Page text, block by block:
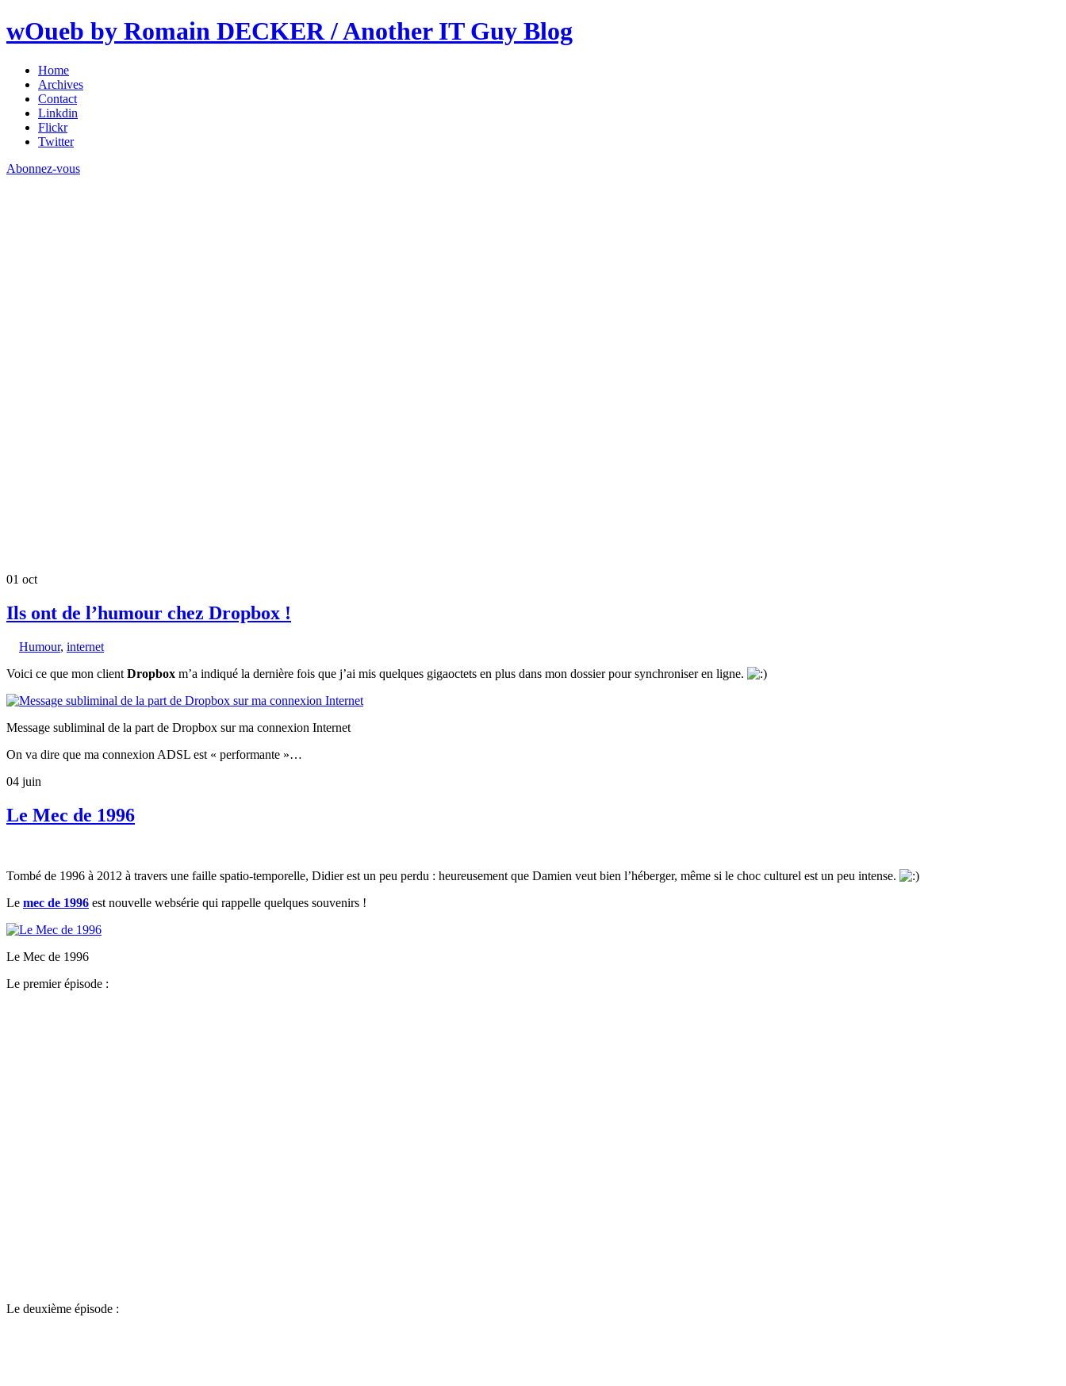
wOueb by Romain DECKER / Another IT Guy Blog
Home
Archives
Contact
Linkdin
Flickr
Twitter
Abonnez-vous
01 oct
Ils ont de l’humour chez Dropbox !
Humour, internet
Voici ce que mon client Dropbox m’a indiqué la dernière fois que j’ai mis quelques gigaoctets en plus dans mon dossier pour synchroniser en ligne.
Message subliminal de la part de Dropbox sur ma connexion Internet
On va dire que ma connexion ADSL est « performante »…
04 juin
Le Mec de 1996
Tombé de 1996 à 2012 à travers une faille spatio-temporelle, Didier est un peu perdu : heureusement que Damien veut bien l’héberger, même si le choc culturel est un peu intense.
Le mec de 1996 est nouvelle websérie qui rappelle quelques souvenirs !
Le Mec de 1996
Le premier épisode :
Le deuxième épisode :